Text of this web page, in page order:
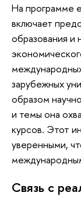
На программе
включает
образования и
зарубежных
образом
и темы она
курсов. Этот
уверенными,
Связь с